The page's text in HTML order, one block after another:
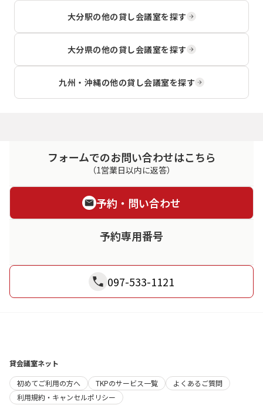
大分駅の他の貸し会議室を探す
大分県の他の貸し会議室を探す
九州・沖縄の他の貸し会議室を探す
フォームでのお問い合わせはこちら
（1営業日以内に返答）
予約・問い合わせ
予約専用番号
097-533-1121
貸会議室ネット
初めてご利用の方へ
TKPのサービス一覧
よくあるご質問
利用規約・キャンセルポリシー